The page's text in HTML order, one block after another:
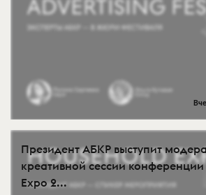
Президент АБКР выступит
креативной сессии
Expo 2...